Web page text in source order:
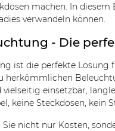
machen. In
verwandeln können.
- Die
ist die perfekte Lösung
herkömmlichen
vielseitig einsetzbar,
keine Steckdosen, kein
Sie nicht nur Kosten,